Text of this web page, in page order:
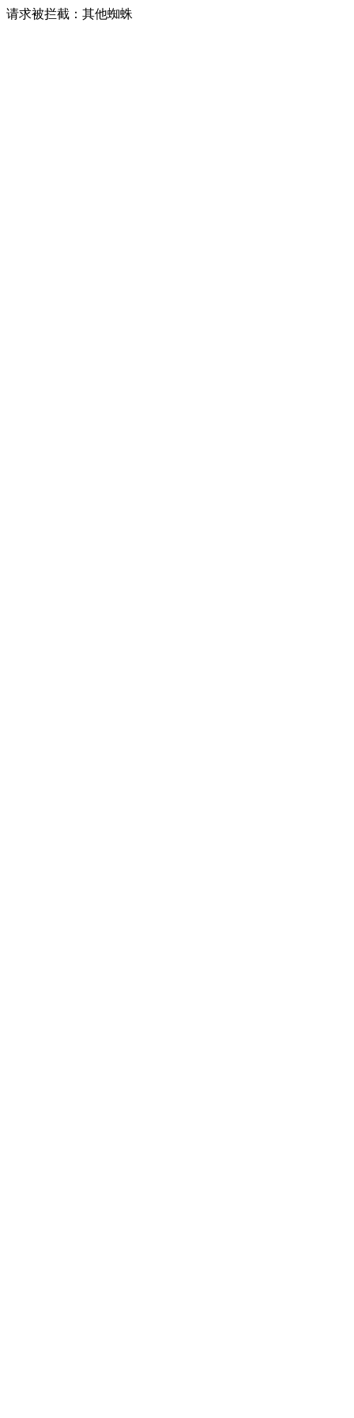
请求被拦截：其他蜘蛛